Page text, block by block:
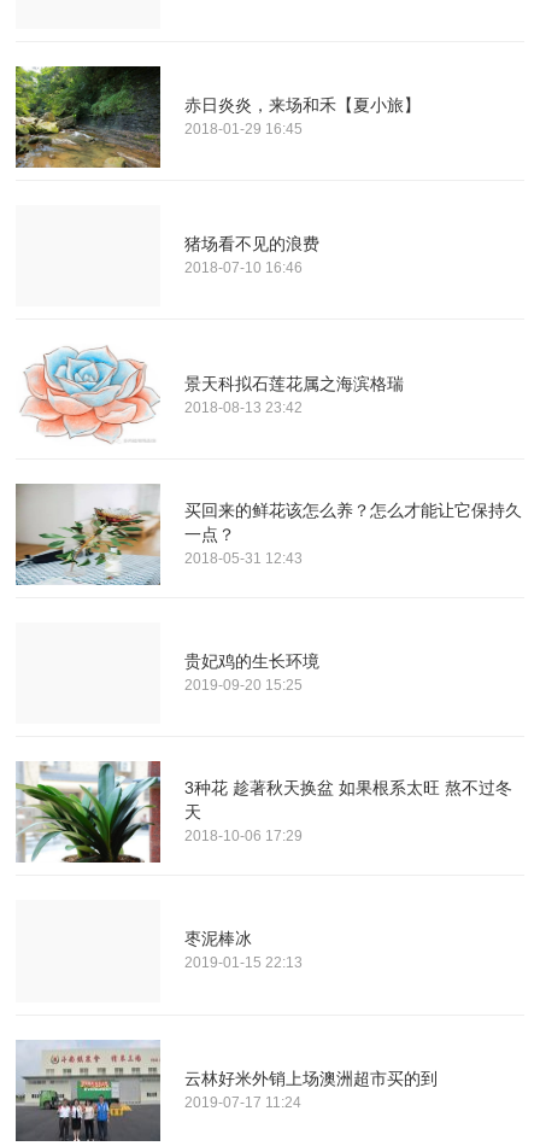
赤日炎炎，来场和禾【夏小旅】
2018-01-29 16:45
猪场看不见的浪费
2018-07-10 16:46
景天科拟石莲花属之海滨格瑞
2018-08-13 23:42
买回来的鲜花该怎么养？怎么才能让它保持久
一点？
2018-05-31 12:43
贵妃鸡的生长环境
2019-09-20 15:25
3种花 趁著秋天换盆 如果根系太旺 熬不过冬
天
2018-10-06 17:29
枣泥棒冰
2019-01-15 22:13
云林好米外销上场澳洲超市买的到
2019-07-17 11:24